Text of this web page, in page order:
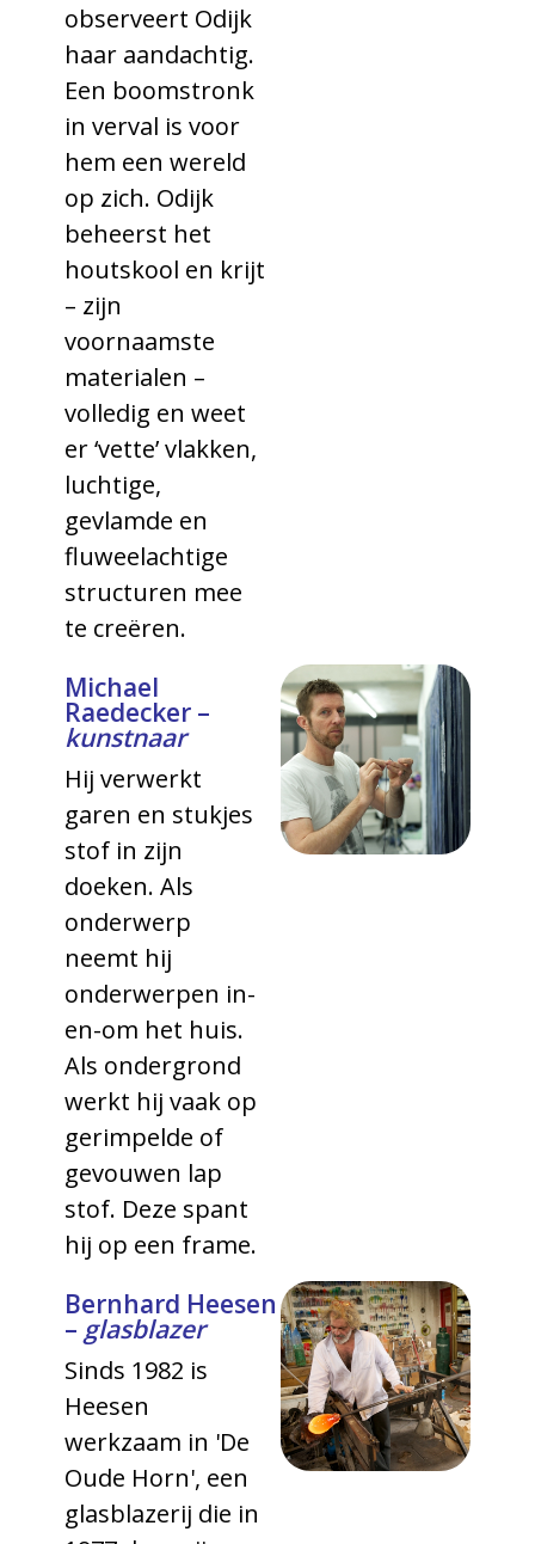
observeert Odijk
haar aandachtig.
Een boomstronk
in verval is voor
hem een wereld
op zich. Odijk
beheerst het
houtskool en krijt
– zijn
voornaamste
materialen –
volledig en weet
er ‘vette’ vlakken,
luchtige,
gevlamde en
fluweelachtige
structuren mee
te creëren.
Michael
Raedecker –
kunstnaar
Hij verwerkt
garen en stukjes
stof in zijn
doeken. Als
onderwerp
neemt hij
onderwerpen in-
en-om het huis.
Als ondergrond
werkt hij vaak op
gerimpelde of
gevouwen lap
stof. Deze spant
hij op een frame.
Bernhard Heesen
– glasblazer
Sinds 1982 is
Heesen
werkzaam in 'De
Oude Horn', een
glasblazerij die in